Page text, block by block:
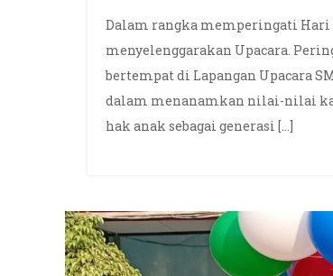
Dalam rangka memperingati Hari
menyelenggarakan Upacara.
bertempat di Lapangan Upacara
dalam menanamkan nilai-nilai
hak anak sebagai generasi […]